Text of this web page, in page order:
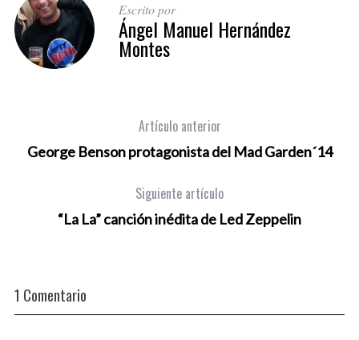
Escrito por
Ángel Manuel Hernández
Montes
Artículo anterior
George Benson protagonista del Mad Garden´14
Siguiente artículo
“La La” canción inédita de Led Zeppelin
1 Comentario